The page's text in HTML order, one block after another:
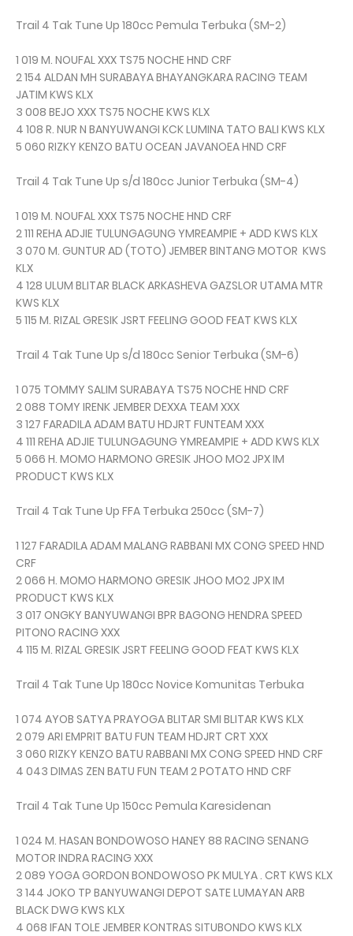
Trail 4 Tak Tune Up 180cc Pemula Terbuka (SM-2)
1 019 M. NOUFAL XXX TS75 NOCHE HND CRF
2 154 ALDAN MH SURABAYA BHAYANGKARA RACING TEAM
JATIM KWS KLX
3 008 BEJO XXX TS75 NOCHE KWS KLX
4 108 R. NUR N BANYUWANGI KCK LUMINA TATO BALI KWS KLX
5 060 RIZKY KENZO BATU OCEAN JAVANOEA HND CRF
Trail 4 Tak Tune Up s/d 180cc Junior Terbuka (SM-4)
1 019 M. NOUFAL XXX TS75 NOCHE HND CRF
2 111 REHA ADJIE TULUNGAGUNG YMREAMPIE + ADD KWS KLX
3 070 M. GUNTUR AD (TOTO) JEMBER BINTANG MOTOR KWS
KLX
4 128 ULUM BLITAR BLACK ARKASHEVA GAZSLOR UTAMA MTR
KWS KLX
5 115 M. RIZAL GRESIK JSRT FEELING GOOD FEAT KWS KLX
Trail 4 Tak Tune Up s/d 180cc Senior Terbuka (SM-6)
1 075 TOMMY SALIM SURABAYA TS75 NOCHE HND CRF
2 088 TOMY IRENK JEMBER DEXXA TEAM XXX
3 127 FARADILA ADAM BATU HDJRT FUNTEAM XXX
4 111 REHA ADJIE TULUNGAGUNG YMREAMPIE + ADD KWS KLX
5 066 H. MOMO HARMONO GRESIK JHOO MO2 JPX IM
PRODUCT KWS KLX
Trail 4 Tak Tune Up FFA Terbuka 250cc (SM-7)
1 127 FARADILA ADAM MALANG RABBANI MX CONG SPEED HND
CRF
2 066 H. MOMO HARMONO GRESIK JHOO MO2 JPX IM
PRODUCT KWS KLX
3 017 ONGKY BANYUWANGI BPR BAGONG HENDRA SPEED
PITONO RACING XXX
4 115 M. RIZAL GRESIK JSRT FEELING GOOD FEAT KWS KLX
Trail 4 Tak Tune Up 180cc Novice Komunitas Terbuka
1 074 AYOB SATYA PRAYOGA BLITAR SMI BLITAR KWS KLX
2 079 ARI EMPRIT BATU FUN TEAM HDJRT CRT XXX
3 060 RIZKY KENZO BATU RABBANI MX CONG SPEED HND CRF
4 043 DIMAS ZEN BATU FUN TEAM 2 POTATO HND CRF
Trail 4 Tak Tune Up 150cc Pemula Karesidenan
1 024 M. HASAN BONDOWOSO HANEY 88 RACING SENANG
MOTOR INDRA RACING XXX
2 089 YOGA GORDON BONDOWOSO PK MULYA . CRT KWS KLX
3 144 JOKO TP BANYUWANGI DEPOT SATE LUMAYAN ARB
BLACK DWG KWS KLX
4 068 IFAN TOLE JEMBER KONTRAS SITUBONDO KWS KLX